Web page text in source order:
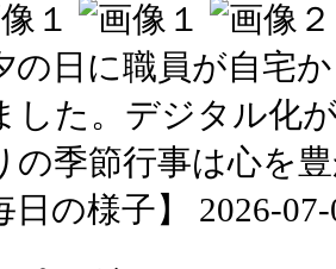
の日に職員が自宅
した。デジタル化
の季節行事は心を
日の様子】 2026-